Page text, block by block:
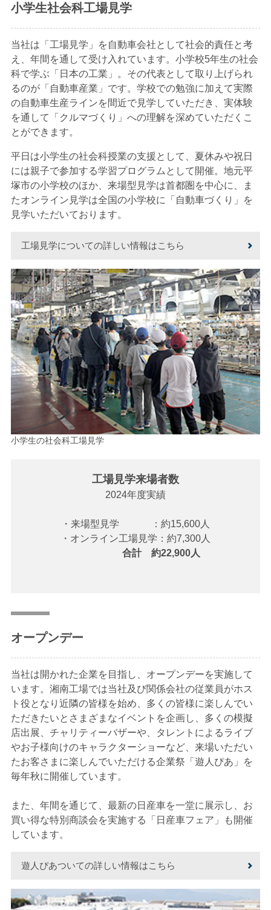
小学生社会科工場見学
当社は「工場見学」を自動車会社として社会的責任と考
え、年間を通して受け入れています。小学校5年生の社会
科で学ぶ「日本の工業」。その代表として取り上げられ
るのが「自動車産業」です。学校での勉強に加えて実際
の自動車生産ラインを間近で見学していただき、実体験
を通して「クルマづくり」への理解を深めていただくこ
とができます。
平日は小学生の社会科授業の支援として、夏休みや祝日
には親子で参加する学習プログラムとして開催。地元平
塚市の小学校のほか、来場型見学は首都圏を中心に、ま
たオンライン見学は全国の小学校に「自動車づくり」を
見学いただいております。
工場見学についての詳しい情報はこちら
小学生の社会科工場見学
工場見学来場者数
2024年度実績
・来場型見学
：約15,600人
・オンライン工場見学：約7,300人
合計 約22,900人
オープンデー
当社は開かれた企業を目指し、オープンデーを実施して
います。湘南工場では当社及び関係会社の従業員がホス
ト役となり近隣の皆様を始め、多くの皆様に楽しんでい
ただきたいとさまざまなイベントを企画し、多くの模擬
店出展、チャリティーバザーや、タレントによるライブ
やお子様向けのキャラクターショーなど、来場いただい
たお客さまに楽しんでいただける企業祭「遊人ぴあ」を
毎年秋に開催しています。
また、年間を通じて、最新の日産車を一堂に展示し、お
買い得な特別商談会を実施する「日産車フェア」も開催
しています。
遊人ぴあついての詳しい情報はこちら